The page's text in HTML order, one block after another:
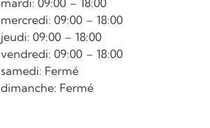
mardi: 09:00 – 18:00
mercredi: 09:00 – 18:00
jeudi: 09:00 – 18:00
vendredi: 09:00 – 18:00
samedi: Fermé
dimanche: Fermé